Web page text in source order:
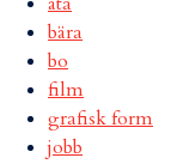
bära
bo
film
grafisk form
jobb